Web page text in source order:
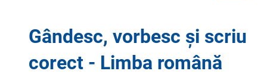
Gândesc, vorbesc și scriu
corect - Limba română